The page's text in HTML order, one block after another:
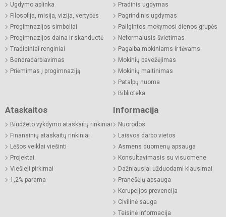
Ugdymo aplinka
Filosofija, misija, vizija, vertybės
Progimnazijos simboliai
Progimnazijos daina ir skanduotė
Tradiciniai renginiai
Bendradarbiavimas
Priėmimas į progimnaziją
Pradinis ugdymas
Pagrindinis ugdymas
Pailgintos mokymosi dienos grupės
Neformalusis švietimas
Pagalba mokiniams ir tėvams
Mokinių pavežėjimas
Mokinių maitinimas
Patalpų nuoma
Biblioteka
Ataskaitos
Biudžeto vykdymo ataskaitų rinkiniai
Finansinių ataskaitų rinkiniai
Lėšos veiklai viešinti
Projektai
Viešieji pirkimai
1,2% parama
Informacija
Nuorodos
Laisvos darbo vietos
Asmens duomenų apsauga
Konsultavimasis su visuomene
Dažniausiai užduodami klausimai
Pranešėjų apsauga
Korupcijos prevencija
Civilinė sauga
Teisinė informacija